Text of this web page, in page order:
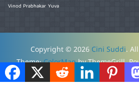
Vinod Prabhakar Yuva
Copyright © 2026 Cini Suddi.
Theme:ColorMagby ThemeGrill.